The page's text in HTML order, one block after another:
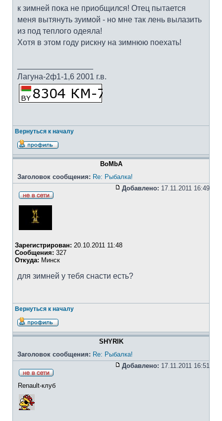
к зимней пока не приобщился! Отец пытается
меня вытянуть зуимой - но мне так лень вылазить
из под теплого одеяла!
Хотя в этом году рискну на зимнюю поехать!
Лагуна-2ф1-1,6 2001 г.в.
Вернуться к началу
BoMbA
Заголовок сообщения: Re: Рыбалка!
Добавлено: 17.11.2011 16:49
Зарегистрирован: 20.10.2011 11:48
Сообщения: 327
Откуда: Минск
для зимней у тебя снасти есть?
Вернуться к началу
SHYRIK
Заголовок сообщения: Re: Рыбалка!
Добавлено: 17.11.2011 16:51
Renault-клуб